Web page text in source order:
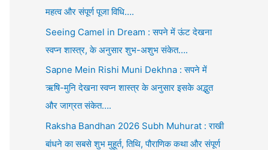
महत्व और संपूर्ण पूजा विधि….
Seeing Camel in Dream : सपने में ऊंट देखना
स्वप्न शास्त्र, के अनुसार शुभ-अशुभ संकेत….
Sapne Mein Rishi Muni Dekhna : सपने में
ऋषि-मुनि देखना स्वप्न शास्त्र के अनुसार इसके अद्भुत
और जाग्रत संकेत….
Raksha Bandhan 2026 Subh Muhurat : राखी
बांधने का सबसे शुभ मुहूर्त, तिथि, पौराणिक कथा और संपूर्ण